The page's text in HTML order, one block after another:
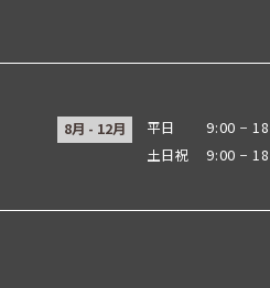
8月 - 12月 平日
9:00 −
土日祝
9:00 −